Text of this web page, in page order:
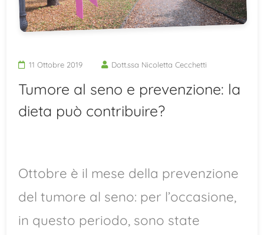
11 Ottobre 2019 Dott.ssa Nicoletta Cecchetti
Tumore al seno e prevenzione: la
dieta può contribuire?
Ottobre è il mese della prevenzione
del tumore al seno: per l’occasione,
in questo periodo, sono state